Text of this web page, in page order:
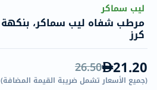
ليب سماكر
كرز
21.20
26.50
(جميع الأسعار تشمل ضريبة القيمة المضافة)